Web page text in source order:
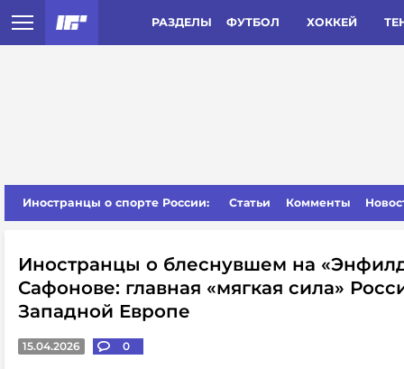
РАЗДЕЛЫ ФУТБОЛ ХОККЕЙ
Иностранцы о спорте России: Статьи Комменты
Иностранцы о блеснувшем на
Сафонове: главная «мягкая сила»
Западной Европе
15.04.2026 0